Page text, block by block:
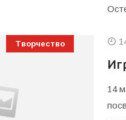
Творчество
14